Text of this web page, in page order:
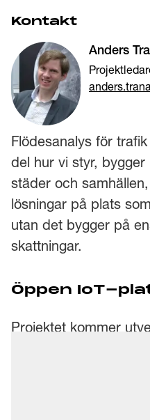
Kontakt
Anders
Flödesanalys för
del hur vi styr,
städer och
lösningar på plats
utan det bygger på
skattningar.
Öppen IoT-
Projektet kommer